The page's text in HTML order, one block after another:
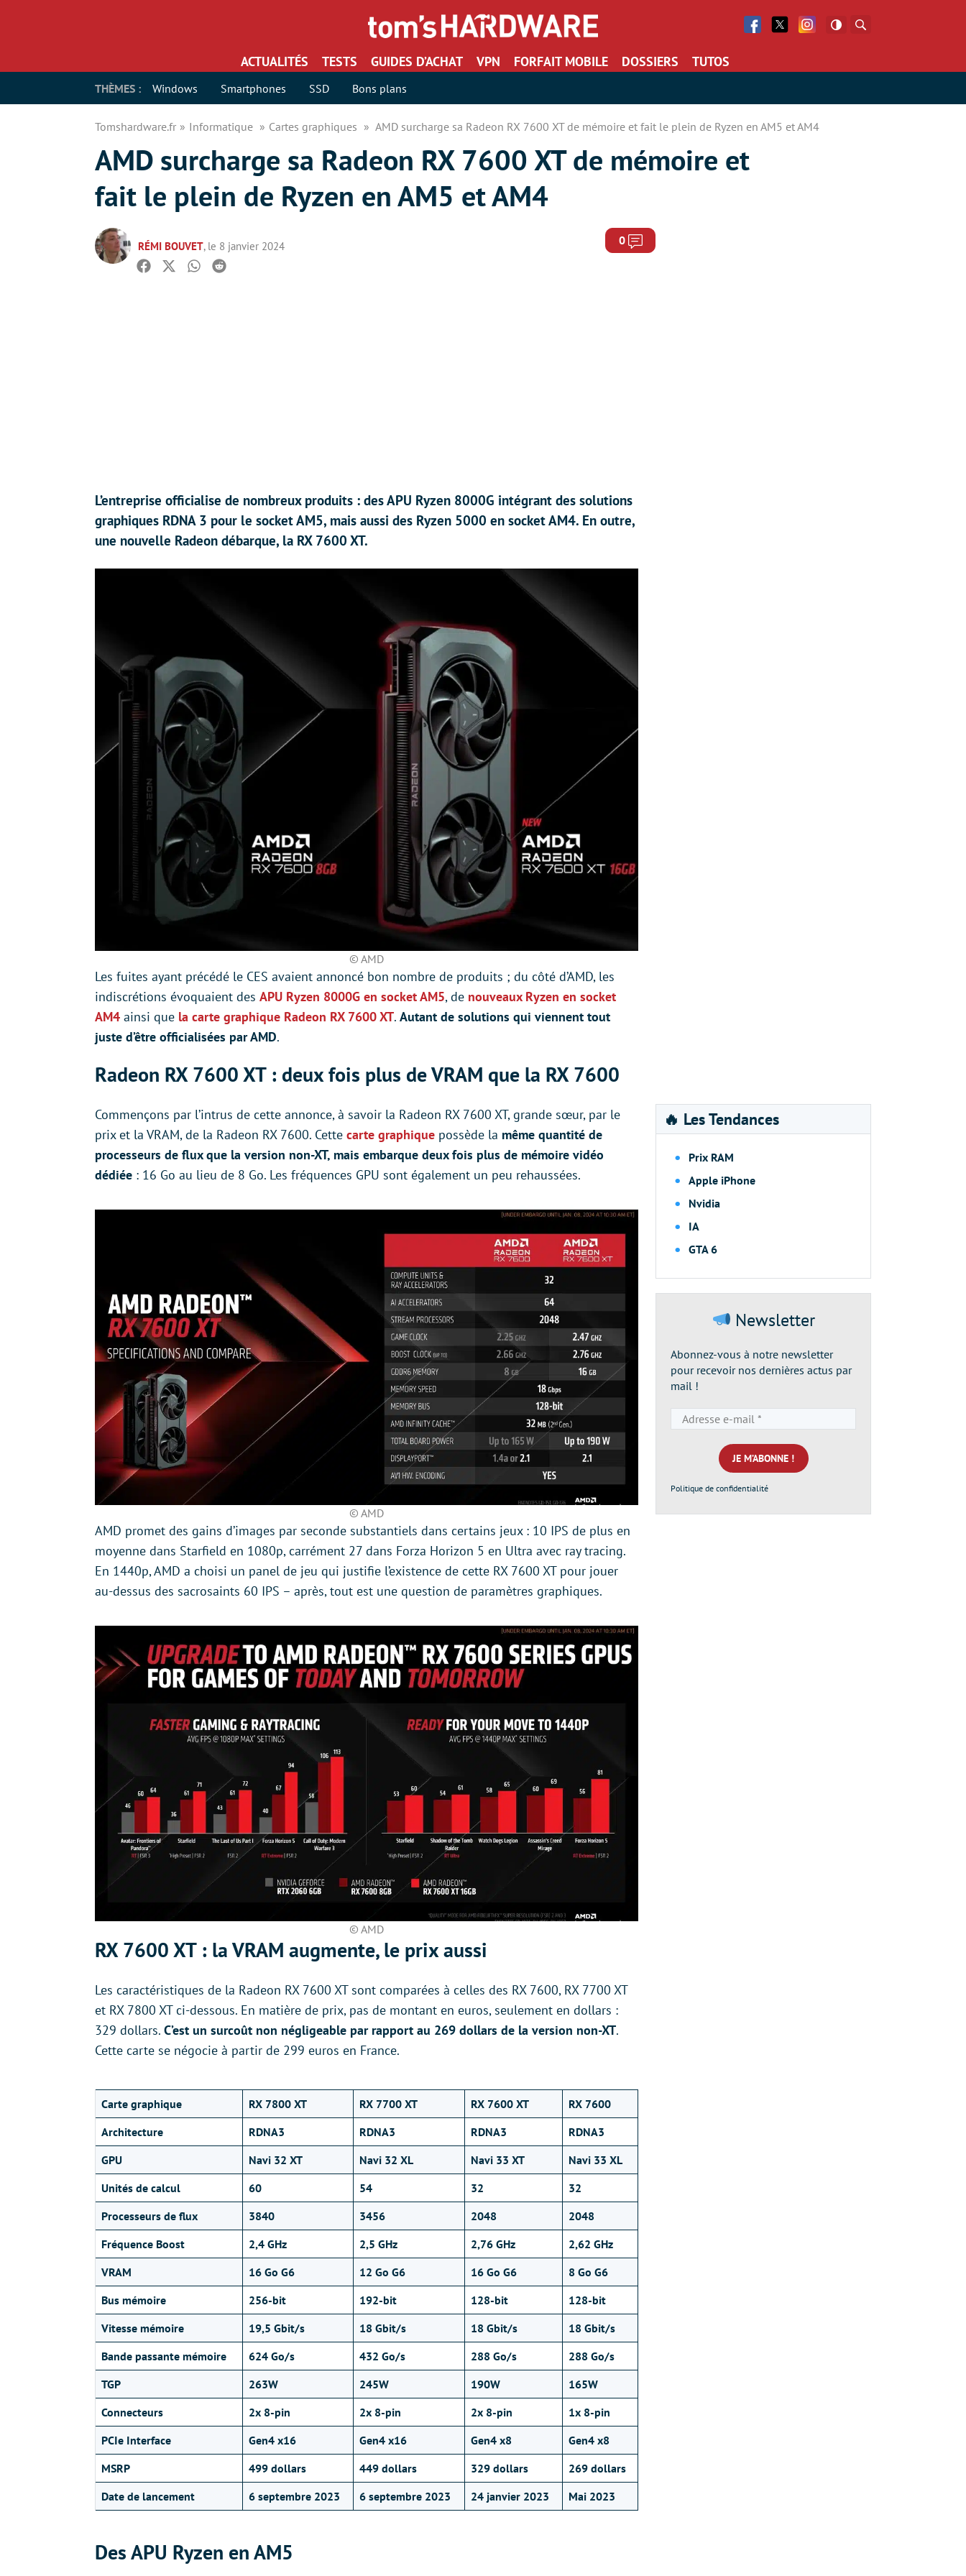
Facebook
Twitter Facebook
ACTUALITÉS TESTS GUIDES D’ACHAT VPN FORFAIT MOBILE DOSSIERS TUTOS
THÈMES : Windows Smartphones SSD Bons plans
Tomshardware.fr Informatique Cartes graphiques AMD surcharge sa Radeon RX 7600 XT de mémoire et fait le plein de Ryzen en AM5 et AM4
AMD surcharge sa Radeon RX 7600 XT de mémoire et
fait le plein de Ryzen en AM5 et AM4
RÉMI BOUVET, le 8 janvier 2024 0 Commentaires
Facebook
TwitterWhatsapp
Reddit
L’entreprise officialise de nombreux produits : des APU Ryzen 8000G intégrant des solutions
graphiques RDNA 3 pour le socket AM5, mais aussi des Ryzen 5000 en socket AM4. En outre,
une nouvelle Radeon débarque, la RX 7600 XT.
© AMD
Les fuites ayant précédé le CES avaient annoncé bon nombre de produits ; du côté d’AMD, les
indiscrétions évoquaient des APU Ryzen 8000G en socket AM5, de nouveaux Ryzen en socket
AM4 ainsi que la carte graphique Radeon RX 7600 XT. Autant de solutions qui viennent tout
juste d’être officialisées par AMD.
Radeon RX 7600 XT : deux fois plus de VRAM que la RX 7600
Commençons par l’intrus de cette annonce, à savoir la Radeon RX 7600 XT, grande sœur, par le
prix et la VRAM, de la Radeon RX 7600. Cette carte graphique possède la même quantité de
processeurs de flux que la version non-XT, mais embarque deux fois plus de mémoire vidéo
dédiée : 16 Go au lieu de 8 Go. Les fréquences GPU sont également un peu rehaussées.
© AMD
AMD promet des gains d’images par seconde substantiels dans certains jeux : 10 IPS de plus en
moyenne dans Starfield en 1080p, carrément 27 dans Forza Horizon 5 en Ultra avec ray tracing.
En 1440p, AMD a choisi un panel de jeu qui justifie l’existence de cette RX 7600 XT pour jouer
au-dessus des sacrosaints 60 IPS – après, tout est une question de paramètres graphiques.
© AMD
RX 7600 XT : la VRAM augmente, le prix aussi
Les caractéristiques de la Radeon RX 7600 XT sont comparées à celles des RX 7600, RX 7700 XT
et RX 7800 XT ci-dessous. En matière de prix, pas de montant en euros, seulement en dollars :
329 dollars. C’est un surcoût non négligeable par rapport au 269 dollars de la version non-XT.
Cette carte se négocie à partir de 299 euros en France.
Carte graphique RX 7800 XT RX 7700 XT RX 7600 XT
RX 7600
Architecture
RDNA3 RDNA3 RDNA3
RDNA3
GPU
Navi 32 XT Navi 32 XL Navi 33 XT
Navi 33 XL
Unités de calcul
60 54 32
32
Processeurs de flux
3840 3456 2048
2048
Fréquence Boost
2,4 GHz 2,5 GHz 2,76 GHz
2,62 GHz
VRAM
16 Go G6 12 Go G6 16 Go G6
8 Go G6
Bus mémoire
256-bit 192-bit 128-bit
128-bit
Vitesse mémoire
19,5 Gbit/s 18 Gbit/s 18 Gbit/s 18 Gbit/s
Bande passante mémoire
624 Go/s 432 Go/s 288 Go/s
288 Go/s
TGP
263W 245W 190W
165W
Connecteurs
2x 8-pin 2x 8-pin 2x 8-pin
1x 8-pin
PCIe Interface
Gen4 x16 Gen4 x16 Gen4 x8
Gen4 x8
MSRP
499 dollars 449 dollars 329 dollars
269 dollars
Date de lancement
6 septembre 2023 6 septembre 2023 24 janvier 2023 Mai 2023
Des APU Ryzen en AM5
🔥 Les Tendances
Prix RAM
Apple iPhone
Nvidia
IA
GTA 6
Newsletter
Abonnez-vous à notre newsletter
pour recevoir nos dernières actus par
mail !
e-
mail
*
Politique de confidentialité